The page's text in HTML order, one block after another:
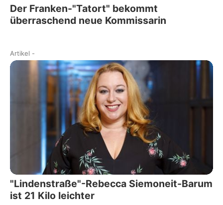
Der Franken-"Tatort" bekommt
überraschend neue Kommissarin
Artikel -
"Lindenstraße"-Rebecca Siemoneit-Barum
ist 21 Kilo leichter